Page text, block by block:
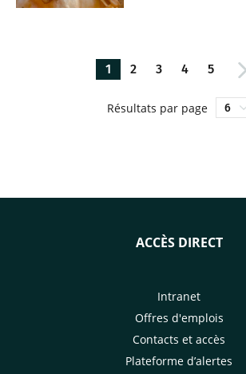
1 2 3 4 5
Résultats par page
ACCÈS DIRECT
Intranet
Offres d'emplois
Contacts et accès
Plateforme d’alertes